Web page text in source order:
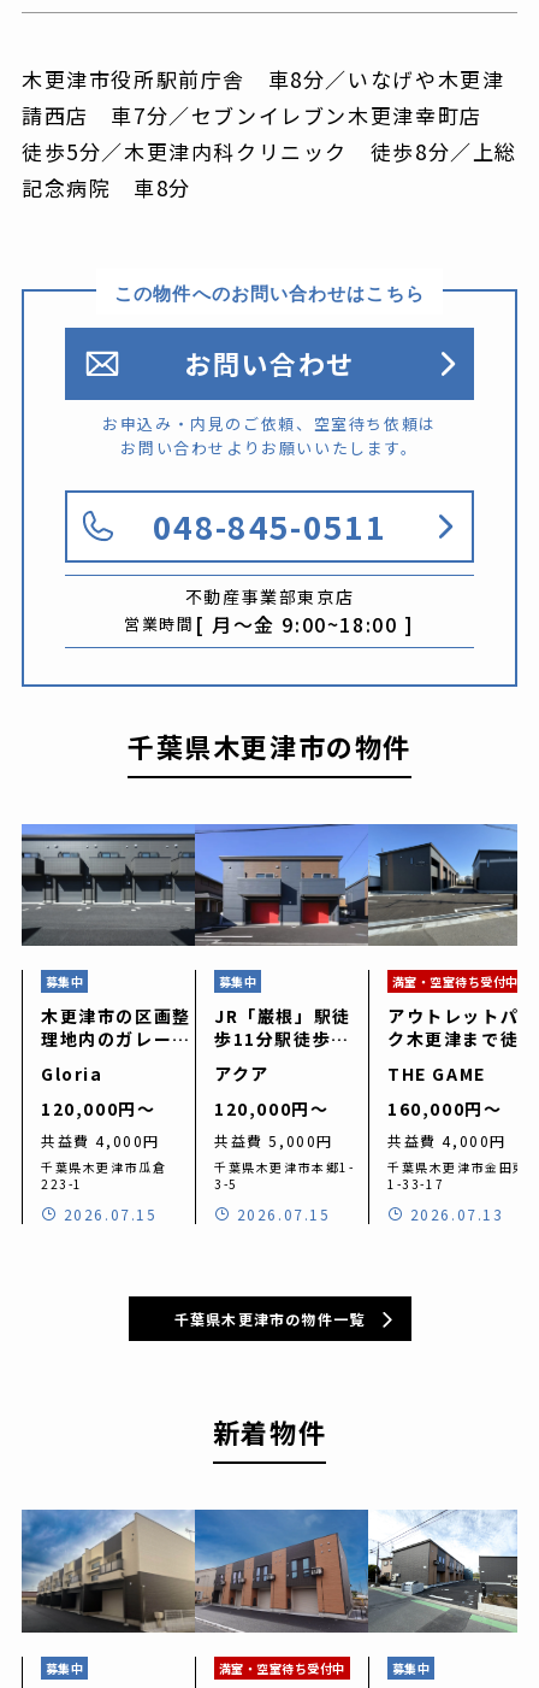
木更津市役所駅前庁舎 車8分／いなげや木更津
請西店 車7分／セブンイレブン木更津幸町店
徒歩5分／木更津内科クリニック 徒歩8分／上総
記念病院 車8分
この物件へのお問い合わせはこちら
お問い合わせ
お申込み・内見のご依頼、空室待ち依頼は
お問い合わせよりお願いいたします。
048-845-0511
不動産事業部東京店
営業時間 [ 月〜金 9:00~18:00 ]
千葉県木更津市の物件
募集中
木更津市の区画整
理地内のガレージ
ハウス「Gloria
（グロリア）」
Gloria
120,000円〜
共益費 4,000円
千葉県木更津市瓜倉
223-1
2026.07.15
募集中
JR「巌根」駅徒
歩11分駅徒歩圏
の貴重なガレージ
物件。
アクア
120,000円〜
共益費 5,000円
千葉県木更津市本郷1-
3-5
2026.07.15
満室・空室待ち受付中
アウトレットパー
ク木更津まで徒歩
ージハウス。
THE GAME
160,000円〜
共益費 4,000円
千葉県木更津市金田東
1-33-17
2026.07.13
千葉県木更津市の物件一覧
新着物件
募集中 満室・空室待ち受付中 募集中